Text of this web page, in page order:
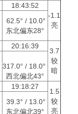
18:43:52
-1.1
亮
62.5° / 10.0°
东北偏东28°
20:16:39
3.7
较
暗
317.0° / 18.0°
西北偏北43°
19:18:27
1.5
较
亮
39.3° / 13.0°
东北偏北39°